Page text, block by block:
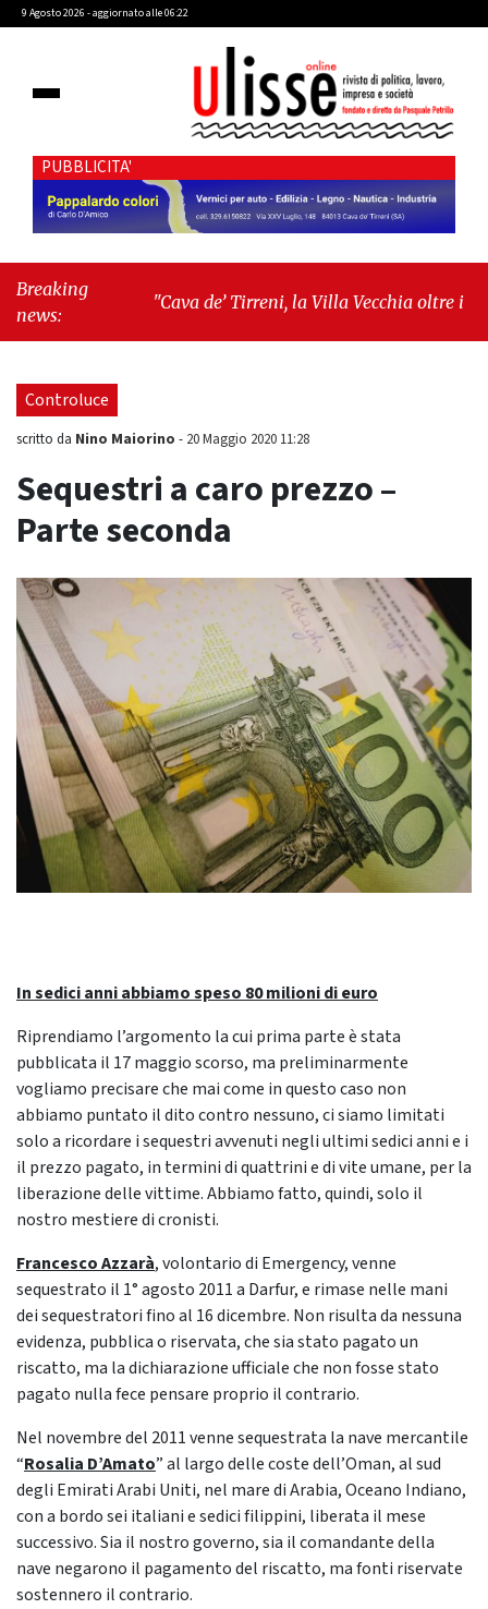
9 Agosto 2026 - aggiornato alle 06:22
PUBBLICITA'
Breaking
news:
"Cava de’ Tirreni, la Villa Vecchia oltre i vandali:
consiliare: “Serve chiarezza!”"
Controluce
scritto da Nino Maiorino - 20 Maggio 2020 11:28
Sequestri a caro prezzo –
Parte seconda
In sedici anni abbiamo speso 80 milioni di euro
Riprendiamo l’argomento la cui prima parte è stata
pubblicata il 17 maggio scorso, ma preliminarmente
vogliamo precisare che mai come in questo caso non
abbiamo puntato il dito contro nessuno, ci siamo limitati
solo a ricordare i sequestri avvenuti negli ultimi sedici anni e i
il prezzo pagato, in termini di quattrini e di vite umane, per la
liberazione delle vittime. Abbiamo fatto, quindi, solo il
nostro mestiere di cronisti.
Francesco Azzarà, volontario di Emergency, venne
sequestrato il 1° agosto 2011 a Darfur, e rimase nelle mani
dei sequestratori fino al 16 dicembre. Non risulta da nessuna
evidenza, pubblica o riservata, che sia stato pagato un
riscatto, ma la dichiarazione ufficiale che non fosse stato
pagato nulla fece pensare proprio il contrario.
Nel novembre del 2011 venne sequestrata la nave mercantile
“Rosalia D’Amato” al largo delle coste dell’Oman, al sud
degli Emirati Arabi Uniti, nel mare di Arabia, Oceano Indiano,
con a bordo sei italiani e sedici filippini, liberata il mese
successivo. Sia il nostro governo, sia il comandante della
nave negarono il pagamento del riscatto, ma fonti riservate
sostennero il contrario.